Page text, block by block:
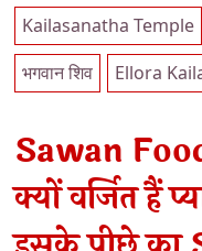
Kailasanatha Temple
भगवान शिव
Ellora
Sawan
क्यों वर्जित हैं